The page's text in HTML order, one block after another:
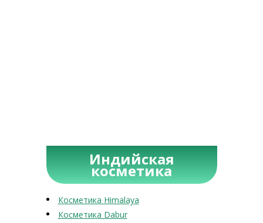
Индийская
косметика
Косметика Himalaya
Косметика Dabur